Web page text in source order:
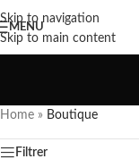
Skip to navigation
Skip to main content
MENU
Home » Boutique
Filtrer